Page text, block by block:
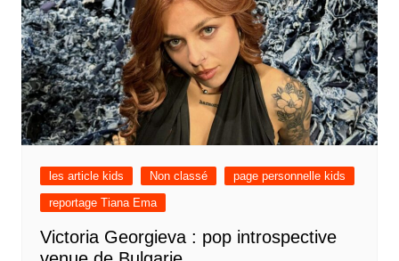
les article kids Non classé
page personnelle kids
reportage Tiana Ema
Victoria Georgieva : pop introspective